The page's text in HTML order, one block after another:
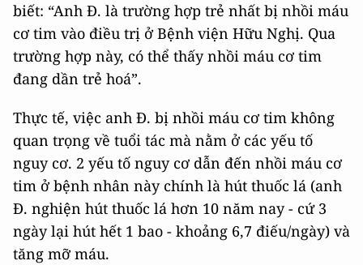
biết: “Anh Đ. là trường hợp trẻ nhất bị nhồi máu
cơ tim vào điều trị ở Bệnh viện Hữu Nghị. Qua
trường hợp này, có thể thấy nhồi máu cơ tim
đang dần trẻ hoá”.
Thực tế, việc anh Đ. bị nhồi máu cơ tim không
quan trọng về tuổi tác mà nằm ở các yếu tố
nguy cơ. 2 yếu tố nguy cơ dẫn đến nhồi máu cơ
tim ở bệnh nhân này chính là hút thuốc lá (anh
Đ. nghiện hút thuốc lá hơn 10 năm nay - cứ 3
ngày lại hút hết 1 bao - khoảng 6,7 điếu/ngày) và
tăng mỡ máu.